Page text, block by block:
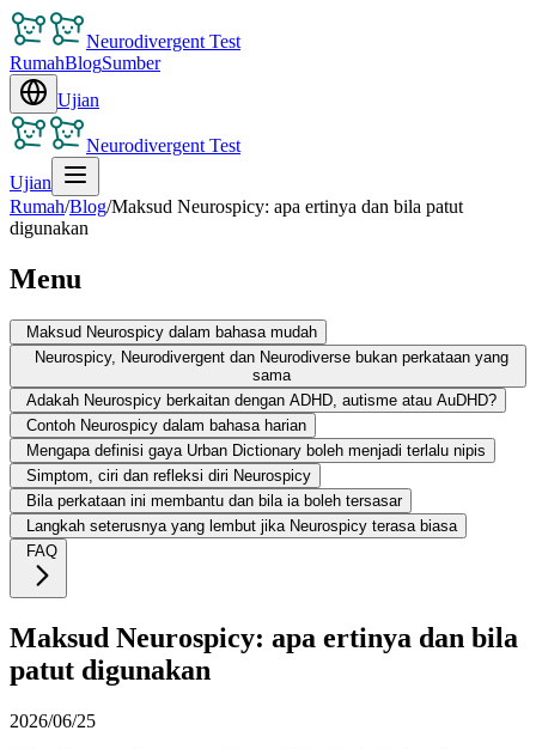
Neurodivergent Test
RumahBlogSumber
Ujian
Neurodivergent Test
Ujian
Rumah/Blog/Maksud Neurospicy: apa ertinya dan bila patut
digunakan
Menu
Maksud Neurospicy dalam bahasa mudah
Neurospicy, Neurodivergent dan Neurodiverse bukan perkataan yang
sama
Adakah Neurospicy berkaitan dengan ADHD, autisme atau AuDHD?
Contoh Neurospicy dalam bahasa harian
Mengapa definisi gaya Urban Dictionary boleh menjadi terlalu nipis
Simptom, ciri dan refleksi diri Neurospicy
Bila perkataan ini membantu dan bila ia boleh tersasar
Langkah seterusnya yang lembut jika Neurospicy terasa biasa
FAQ
Maksud Neurospicy: apa ertinya dan bila
patut digunakan
2026/06/25